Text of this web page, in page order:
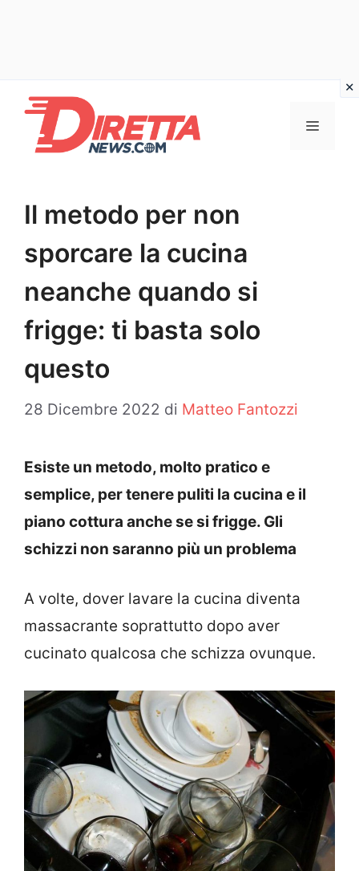
contenuto
Menu
Il metodo per non
sporcare la cucina
neanche quando si
frigge: ti basta solo
questo
28 Dicembre 2022 di Matteo Fantozzi
Esiste un metodo, molto pratico e
semplice, per tenere puliti la cucina e il
piano cottura anche se si frigge. Gli
schizzi non saranno più un problema
A volte, dover lavare la cucina diventa
massacrante soprattutto dopo aver
cucinato qualcosa che schizza ovunque.